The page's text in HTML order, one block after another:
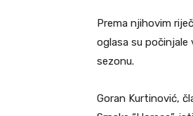
Prema njihovim
oglasa su počinjale
sezonu.
Goran Kurtinović,